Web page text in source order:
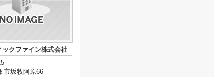
ックファイン株式会社
市坂牧阿原66